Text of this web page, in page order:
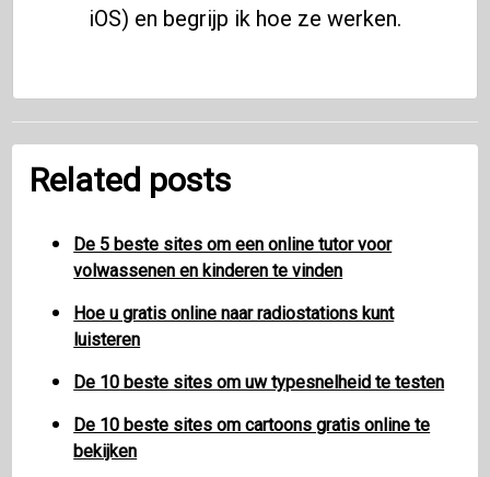
iOS) en begrijp ik hoe ze werken.
Related posts
De 5 beste sites om een ​​online tutor voor
volwassenen en kinderen te vinden
Hoe u gratis online naar radiostations kunt
luisteren
De 10 beste sites om uw typesnelheid te testen
De 10 beste sites om cartoons gratis online te
bekijken